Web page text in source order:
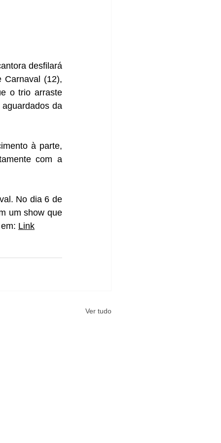
desfilará
Carnaval (12),
o trio arraste
da
à parte,
com a
No dia 6 de
um show que
Link
Ver tudo